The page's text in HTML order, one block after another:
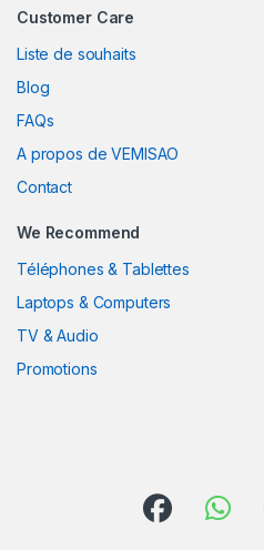
Customer Care
Liste de souhaits
Blog
FAQs
A propos de VEMISAO
Contact
We Recommend
Téléphones & Tablettes
Laptops & Computers
TV & Audio
Promotions